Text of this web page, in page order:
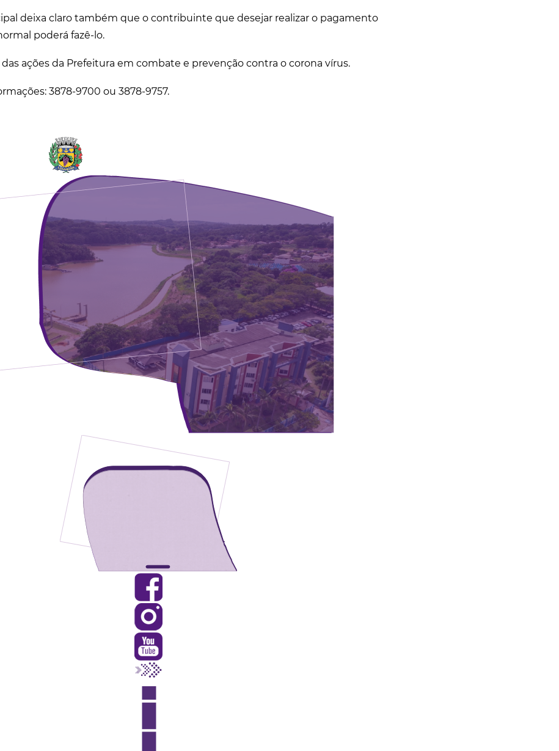
deixa claro também que o contribuinte que desejar realizar o pagamento
poderá fazê-lo.
ações da Prefeitura em combate e prevenção contra o corona vírus.
3878-9700 ou 3878-9757.